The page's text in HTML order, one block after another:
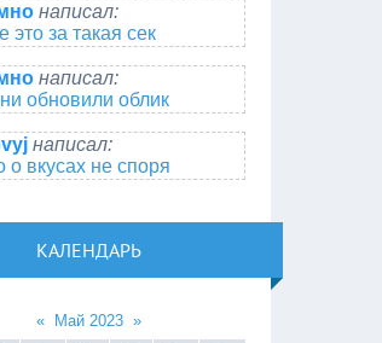
написал:
это за такая сек
написал:
обновили облик
написал:
о вкусах не споря
КАЛЕНДАРЬ
« Май 2023 »